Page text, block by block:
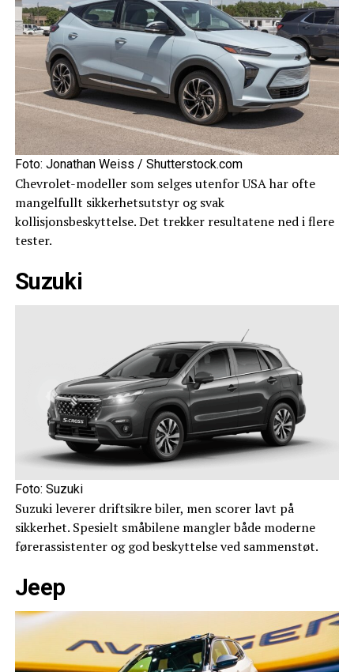
Foto: Jonathan Weiss / Shutterstock.com
Chevrolet-modeller som selges utenfor USA har ofte
mangelfullt sikkerhetsutstyr og svak
kollisjonsbeskyttelse. Det trekker resultatene ned i flere
tester.
Suzuki
Foto: Suzuki
Suzuki leverer driftsikre biler, men scorer lavt på
sikkerhet. Spesielt småbilene mangler både moderne
førerassistenter og god beskyttelse ved sammenstøt.
Jeep